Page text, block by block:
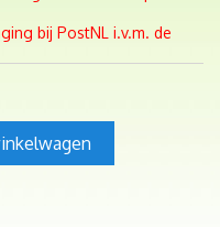
bij PostNL i.v.m. de